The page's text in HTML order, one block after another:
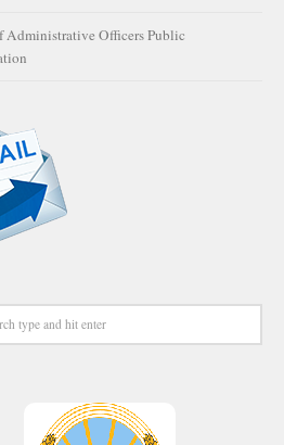
Administrative Officers Public